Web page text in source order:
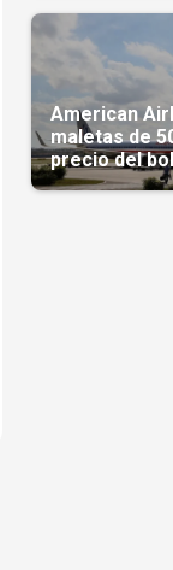
American
maletas de
precio del
Cuba en